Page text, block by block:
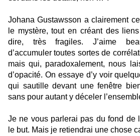
Johana Gustawsson a clairement
le mystère, tout en créant des
dire, très fragiles. J’aime
d’accumuler toutes sortes de
mais qui, paradoxalement, nous
d’opacité. On essaye d’y voir
qui sautille devant une fenêtre
sans pour autant y déceler
Je ne vous parlerai pas du fond de
le but. Mais je retiendrai une chose